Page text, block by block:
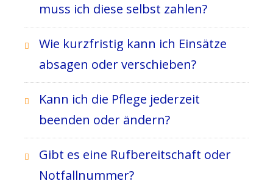
muss ich diese selbst zahlen?
Wie kurzfristig kann ich Einsätze
absagen oder verschieben?
Kann ich die Pflege jederzeit
beenden oder ändern?
Gibt es eine Rufbereitschaft oder
Notfallnummer?